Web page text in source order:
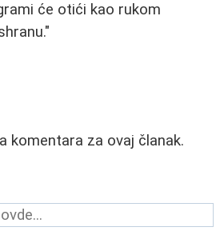
će otići kao rukom
komentara za ovaj članak.